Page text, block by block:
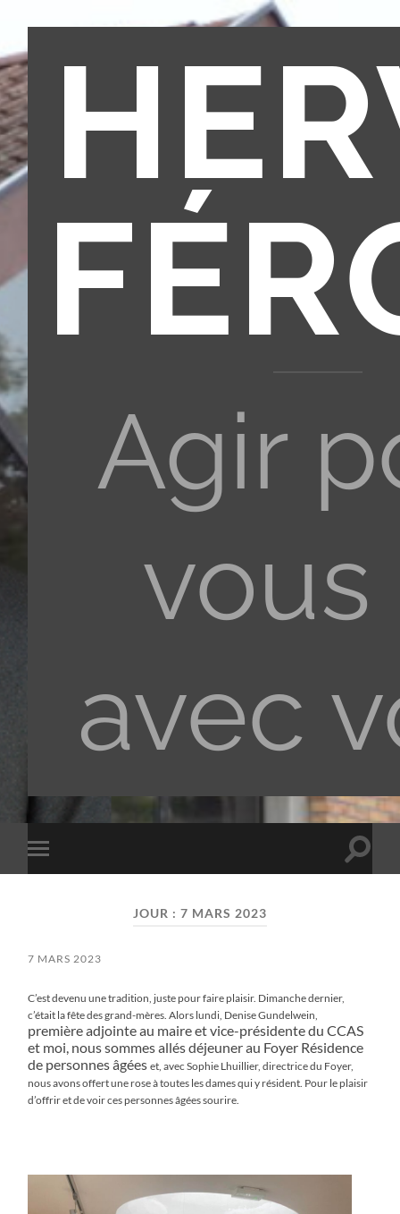
Agir
vous
avec
Toggle
mobile
Toggle
JOUR : 7 MARS 2023
7 MARS 2023
C’est devenu une tradition, juste pour faire plaisir. Dimanche dernier,
c’était la fête des grand-mères. Alors lundi, Denise Gundelwein,
première adjointe au maire et vice-présidente du CCAS
et moi, nous sommes allés déjeuner au Foyer Résidence
de personnes âgéeset, avec Sophie Lhuillier, directrice du Foyer,
nous avons offert une rose à toutes les dames qui y résident. Pour le plaisir
d’offrir et devoir ces personnes âgées sourire.